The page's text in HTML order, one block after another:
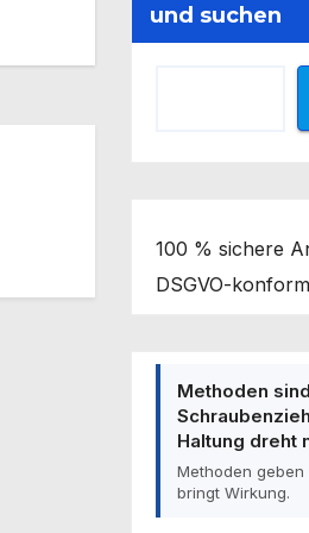
und suchen
100 % sichere
DSGVO-konform
Methoden
Haltung dreht
Methoden geben
bringt Wirkung.